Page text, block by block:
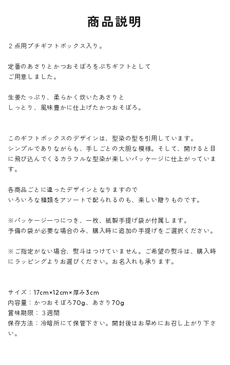
商品説明
２点用プチギフトボックス入り。
定番のあさりとかつおそぼろをぷちギフトとして
ご用意しました。
生姜たっぷり、柔らかく炊いたあさりと
しっとり、風味豊かに仕上げたかつおそぼろ。
このギフトボックスのデザインは、型染の型を引用しています。
シンプルでありながらも、手しごとの大胆な模様。そして、開けると目
に飛び込んでくるカラフルな型染が楽しいパッケージに仕上がっていま
す。
各商品ごとに違ったデザインとなりますので
いろいろな種類をアソートで配られるのも、楽しい贈りものです。
※パッケージ一つにつき、一枚、紙製手提げ袋が付属します。
予備の袋が必要な場合のみ、購入時に追加の手提げをご選択ください。
※ご指定がない場合、熨斗はつけていません。ご希望の熨斗は、購入時
にラッピングよりお選びください。お名入れも承ります。
サイズ：17cm×12cm×厚み3cm
内容量：かつおそぼろ70g、あさり70g
賞味期限：３週間
保存方法：冷暗所にて保管下さい。開封後はお早めにお召し上がり下さ
い。